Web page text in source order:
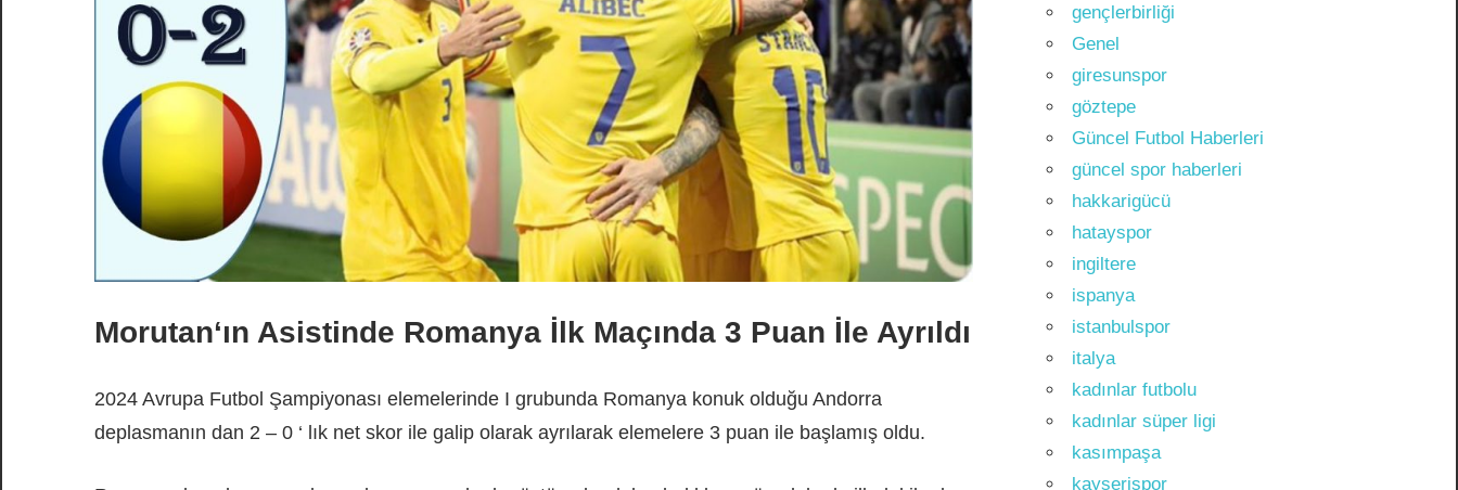
Morutan‘ın Asistinde Romanya İlk Maçında 3 Puan İle Ayrıldı
2024 Avrupa Futbol Şampiyonası elemelerinde I grubunda Romanya konuk olduğu Andorra
deplasmanın dan 2 – 0 ‘ lık net skor ile galip olarak ayrılarak elemelere 3 puan ile başlamış oldu.
gençlerbirliği
Genel
giresunspor
göztepe
Güncel Futbol Haberleri
güncel spor haberleri
hakkarigücü
hatayspor
ingiltere
ispanya
istanbulspor
italya
kadınlar futbolu
kadınlar süper ligi
kasımpaşa
kayserispor